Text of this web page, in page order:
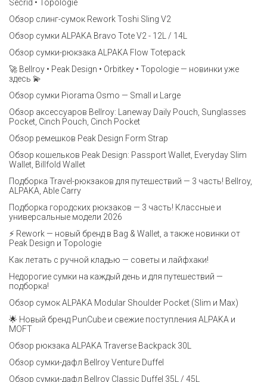
Secrid • Topologie
Обзор слинг-сумок Rework Toshi Sling V2
Обзор сумки ALPAKA Bravo Tote V2 - 12L / 14L
Обзор сумки-рюкзака ALPAKA Flow Totepack
🚀 Bellroy • Peak Design • Orbitkey • Topologie — новинки уже
здесь 💫
Обзор сумки Piorama Osmo — Small и Large
Обзор аксессуаров Bellroy: Laneway Daily Pouch, Sunglasses
Pocket, Cinch Pouch, Cinch Pocket
Обзор ремешков Peak Design Form Strap
Обзор кошельков Peak Design: Passport Wallet, Everyday Slim
Wallet, Billfold Wallet
Подборка Travel-рюкзаков для путешествий — 3 часть! Bellroy,
ALPAKA, Able Carry
Подборка городских рюкзаков — 3 часть! Классные и
универсальные модели 2026
⚡️ Rework — новый бренд в Bag & Wallet, а также новинки от
Peak Design и Topologie
Как летать с ручной кладью — советы и лайфхаки!
Недорогие сумки на каждый день и для путешествий —
подборка!
Обзор сумок ALPAKA Modular Shoulder Pocket (Slim и Max)
🌟 Новый бренд PunCube и свежие поступления ALPAKA и
MOFT
Обзор рюкзака ALPAKA Traverse Backpack 30L
Обзор сумки-дафл Bellroy Venture Duffel
Обзор сумки-дафл Bellroy Classic Duffel 35L / 45L